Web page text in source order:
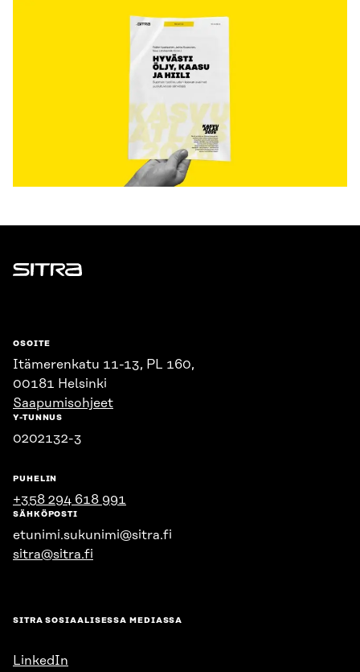
Sitra
OSOITE
Itämerenkatu 11-13, PL 160,
00181 Helsinki
Saapumisohjeet
Y-TUNNUS
0202132-3
PUHELIN
+358 294 618 991
SÄHKÖPOSTI
etunimi.sukunimi@sitra.fi
sitra@sitra.fi
SITRA SOSIAALISESSA MEDIASSA
LinkedIn